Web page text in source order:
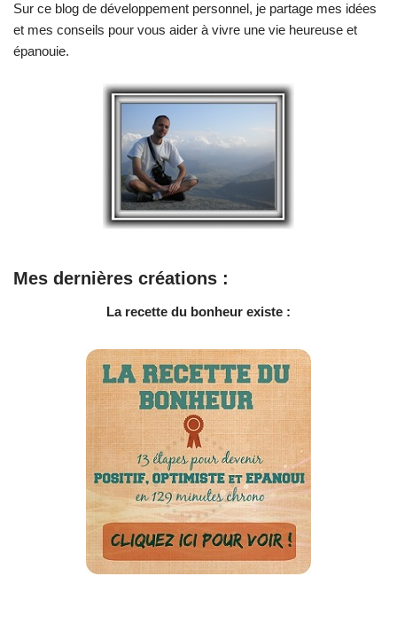
Sur ce blog de développement personnel, je partage mes idées
et mes conseils pour vous aider à vivre une vie heureuse et
épanouie.
Mes dernières créations :
La recette du bonheur existe :